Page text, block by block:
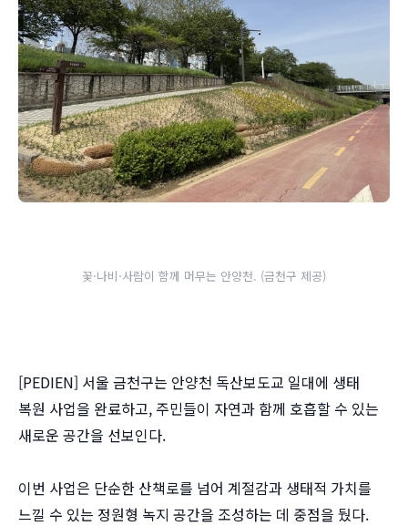
꽃·나비·사람이 함께 머무는 안양천. (금천구 제공)
[PEDIEN] 서울 금천구는 안양천 독산보도교 일대에 생태
복원 사업을 완료하고, 주민들이 자연과 함께 호흡할 수 있는
새로운 공간을 선보인다.
이번 사업은 단순한 산책로를 넘어 계절감과 생태적 가치를
느낄 수 있는 정원형 녹지 공간을 조성하는 데 중점을 뒀다.